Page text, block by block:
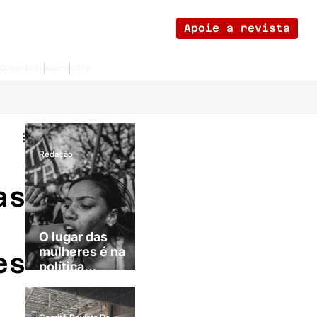
Apoie a revista
O lugar das
mulheres é na
política...
Redação